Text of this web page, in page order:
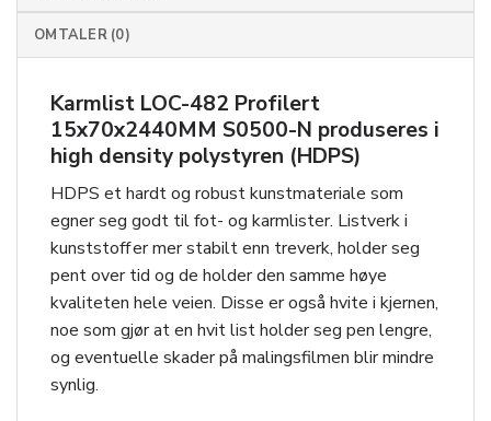
OMTALER (0)
Karmlist LOC-482 Profilert
15x70x2440MM S0500-N produseres i
high density polystyren (HDPS)
HDPS et hardt og robust kunstmateriale som
egner seg godt til fot- og karmlister. Listverk i
kunststoff er mer stabilt enn treverk, holder seg
pent over tid og de holder den samme høye
kvaliteten hele veien. Disse er også hvite i kjernen,
noe som gjør at en hvit list holder seg pen lengre,
og eventuelle skader på malingsfilmen blir mindre
synlig.